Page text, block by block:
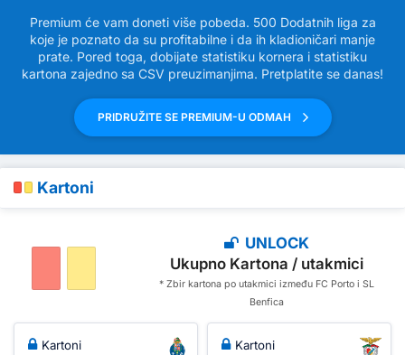
Premium će vam doneti više pobeda. 500 Dodatnih liga za
koje je poznato da su profitabilne i da ih kladioničari manje
prate. Pored toga, dobijate statistiku kornera i statistiku
kartona zajedno sa CSV preuzimanjima. Pretplatite se danas!
PRIDRUŽITE SE PREMIUM-U ODMAH
Kartoni
UNLOCK
Ukupno Kartona / utakmici
* Zbir kartona po utakmici između FC Porto i SL
Benfica
Kartoni Kartoni